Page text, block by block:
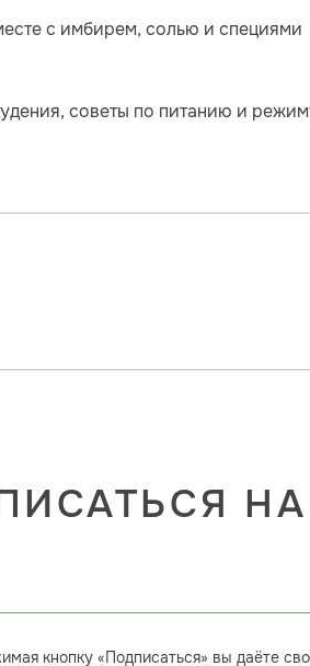
с имбирем, солью и специями
советы по питанию и
кнопку «Подписаться» вы даёте